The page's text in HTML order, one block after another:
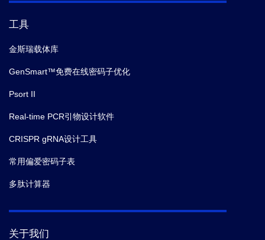
工具
金斯瑞载体库
GenSmart™免费在线密码子优化
Psort II
Real-time PCR引物设计软件
CRISPR gRNA设计工具
常用偏爱密码子表
多肽计算器
关于我们